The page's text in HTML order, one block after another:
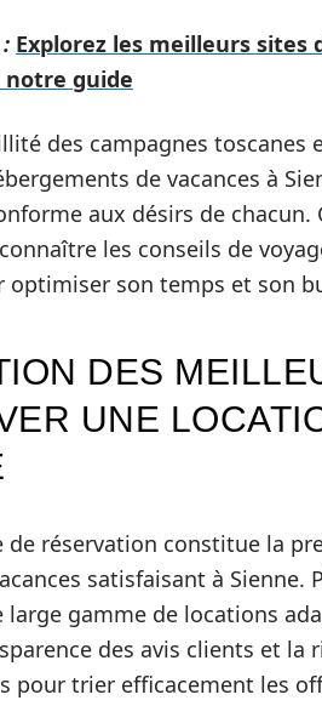
Explorez les meilleurs sites
notre guide
des campagnes toscanes
de vacances à
aux désirs de chacun.
les conseils de
son temps et son
DES
UNE
de réservation constitue la
satisfaisant à
large gamme de locations
des avis clients et la
pour trier efficacement les